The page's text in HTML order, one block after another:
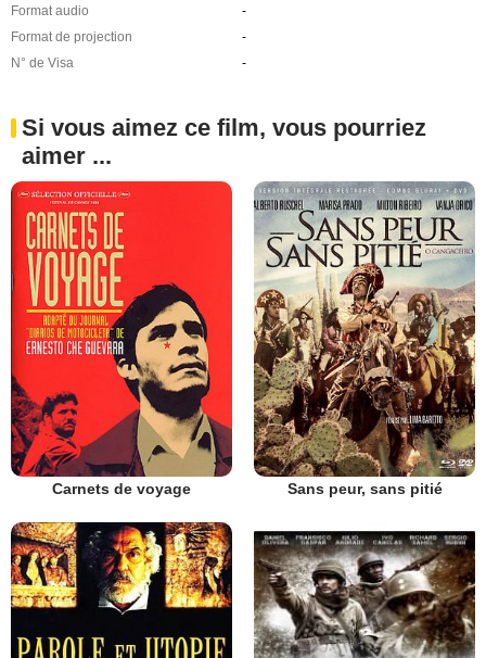
Format audio
-
Format de projection
-
N° de Visa
-
Si vous aimez ce film, vous pourriez
aimer ...
Carnets de voyage Sans peur, sans pitié